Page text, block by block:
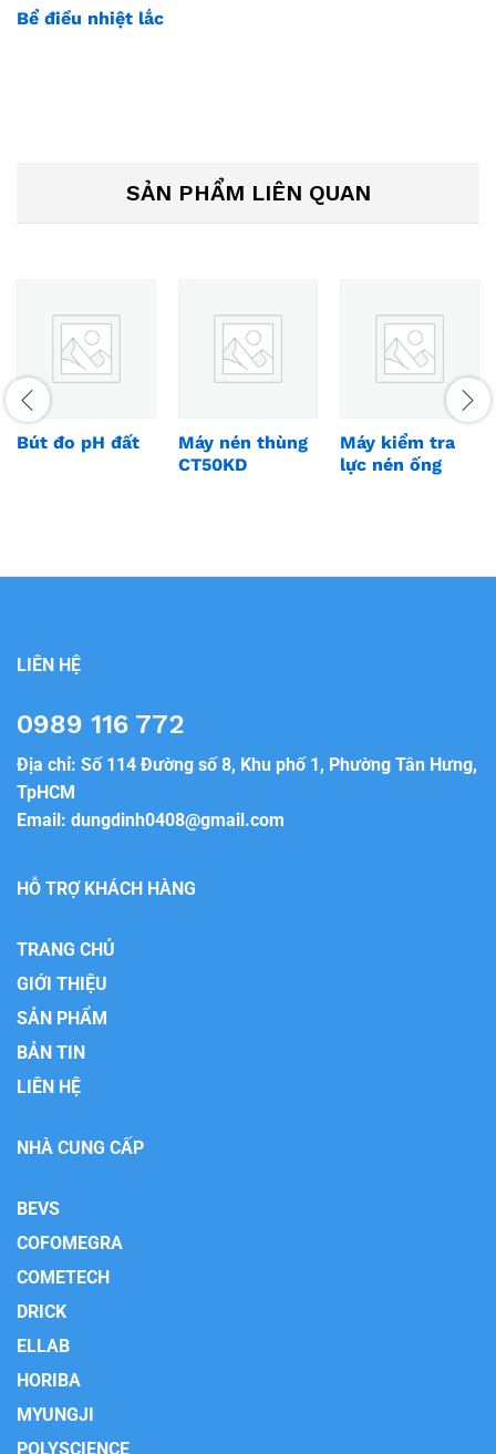
Bể điều nhiệt lắc
SẢN PHẨM LIÊN QUAN
Bút đo pH đất
Máy nén thùng
CT50KD
Máy kiểm tra
lực nén ống
LIÊN HỆ
0989 116 772
Địa chỉ: Số 114 Đường số 8, Khu phố 1, Phường Tân Hưng,
TpHCM
Email: dungdinh0408@gmail.com
HỖ TRỢ KHÁCH HÀNG
TRANG CHỦ
GIỚI THIỆU
SẢN PHẨM
BẢN TIN
LIÊN HỆ
NHÀ CUNG CẤP
BEVS
COFOMEGRA
COMETECH
DRICK
ELLAB
HORIBA
MYUNGJI
POLYSCIENCE